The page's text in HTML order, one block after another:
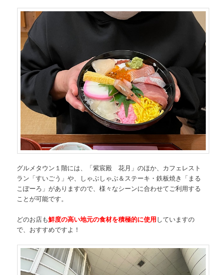
グルメタウン１階には、「紫宸殿 花月」のほか、カフェレスト
ラン「すいごう」や、しゃぶしゃぶ＆ステーキ・鉄板焼き「まる
こぽーろ」がありますので、様々なシーンに合わせてご利用する
ことが可能です。
どのお店も鮮度の高い地元の食材を積極的に使用していますの
で、おすすめですよ！